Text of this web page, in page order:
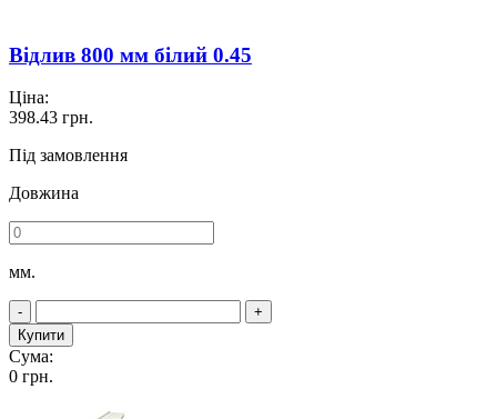
Відлив 800 мм білий 0.45
Ціна:
398.43 грн.
Під замовлення
Довжина
мм.
-
+
Купити
Сума:
0 грн.